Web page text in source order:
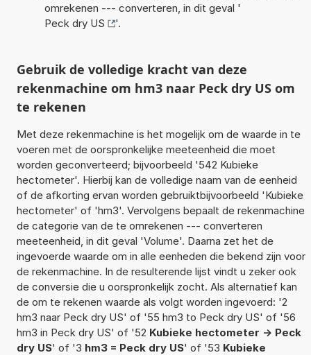
omrekenen --- converteren, in dit geval '
Peck dry US
'.
Gebruik de volledige kracht van deze
rekenmachine om hm3 naar Peck dry US om
te rekenen
Met deze rekenmachine is het mogelijk om de waarde in te
voeren met de oorspronkelijke meeteenheid die moet
worden geconverteerd; bijvoorbeeld '542 Kubieke
hectometer'. Hierbij kan de volledige naam van de eenheid
of de afkorting ervan worden gebruiktbijvoorbeeld 'Kubieke
hectometer' of 'hm3'. Vervolgens bepaalt de rekenmachine
de categorie van de te omrekenen --- converteren
meeteenheid, in dit geval 'Volume'. Daarna zet het de
ingevoerde waarde om in alle eenheden die bekend zijn voor
de rekenmachine. In de resulterende lijst vindt u zeker ook
de conversie die u oorspronkelijk zocht. Als alternatief kan
de om te rekenen waarde als volgt worden ingevoerd: '2
hm3 naar Peck dry US' of '55 hm3 to Peck dry US' of '56
hm3 in Peck dry US' of '52 Kubieke hectometer -> Peck
dry US' of '3 hm3 = Peck dry US' of '53 Kubieke